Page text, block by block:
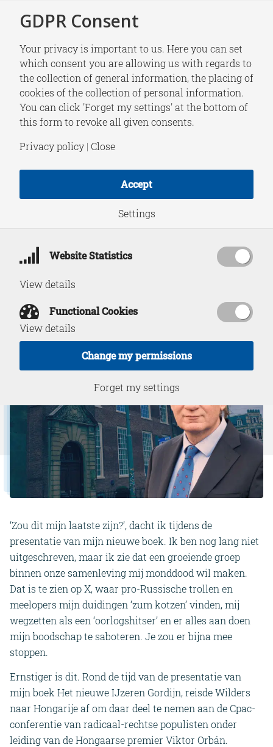
NEWS
Column Rob de Wijk:
Alleen de EU kan
onze welvaart en
veiligheid
‘Zou dit mijn laatste zijn?’, dacht ik tijdens de
presentatie van mijn nieuwe boek. Ik ben nog lang niet
uitgeschreven, maar ik zie dat een groeiende groep
binnen onze samenleving mij monddood wil maken.
Dat is te zien op X, waar pro-Russische trollen en
meelopers mijn duidingen ‘zum kotzen’ vinden, mij
wegzetten als een ‘oorlogshitser’ en er alles aan doen
mijn boodschap te saboteren. Je zou er bijna mee
stoppen.
Ernstiger is dit. Rond de tijd van de presentatie van
mijn boek Het nieuwe IJzeren Gordijn, reisde Wilders
naar Hongarije af om daar deel te nemen aan de Cpac-
conferentie van radicaal-rechtse populisten onder
leiding van de Hongaarse premier Viktor Orbán.
GDPR Consent
Your privacy is important to us. Here you can set
which consent you are allowing us with regards to
the collection of general information, the placing of
cookies of the collection of personal information.
You can click 'Forget my settings' at the bottom of
this form to revoke all given consents.
Privacy policy | Close
Accept
Settings
Website Statistics
View details
Functional Cookies
View details
Change my permissions
Forget my settings